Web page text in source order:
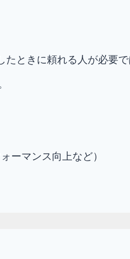
ときに頼れる人が必要
ーマンス向上など）